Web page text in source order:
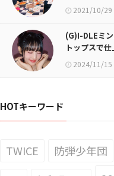
2021/10/29
(G)I-DLEミ
トップスで
ド」2024/11/15
HOTキーワード
TWICE 防弾少年団